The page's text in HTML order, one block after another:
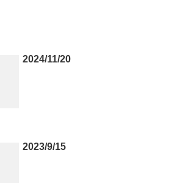
2024/11/20
2023/9/15